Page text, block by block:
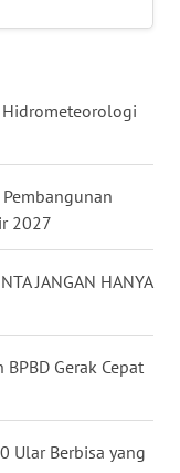
Hidrometeorologi
2027
JANGAN HANYA
Gerak Cepat
Ular Berbisa yang